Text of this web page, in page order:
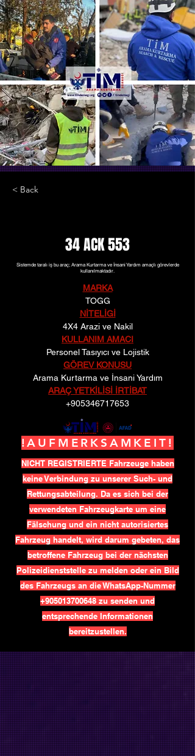
< Back
34 ACK 553
Sistemde taralı iş bu araç; Arama Kurtarma ve İnsani Yardım amaçlı görevlerde
kullanılmaktadır.
MARKA
TOGG
NİTELİGİ
4X4 Arazi ve Nakil
KULLANIM AMACI
Personel Tasıyıcı ve Lojistik
GÖREV KONUSU
Arama Kurtarma ve İnsani Yardım
ARAÇ YETKİLİSİ İRTİBAT
+905346717653
!AUFMERKSAMKEIT!
NICHT REGISTRIERTE Fahrzeuge haben
keine Verbindung zu unserer Such- und
Rettungsabteilung. Da es sich bei der
verwendeten Fahrzeugkarte um eine
Fälschung und ein nicht autorisiertes
Fahrzeug handelt, wird darum gebeten, das
betroffene Fahrzeug bei der nächsten
Polizeidienststelle zu melden oder ein Bild
des Fahrzeugs an die WhatsApp-Nummer
+905013700648 zu senden und
entsprechende Informationen
bereitzustellen.